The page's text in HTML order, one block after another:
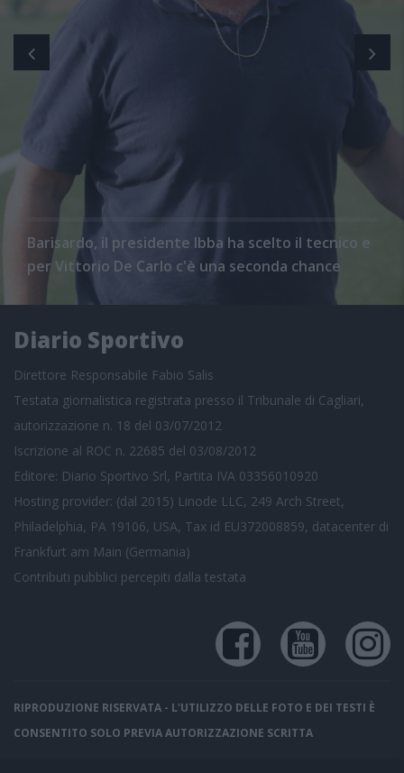
Barisardo, il presidente Ibba ha scelto il tecnico e
per Vittorio De Carlo c'è una seconda chance
Diario Sportivo
Direttore Responsabile Fabio Salis
Testata giornalistica registrata presso il Tribunale di Cagliari,
autorizzazione n. 18 del 03/07/2012
Iscrizione al ROC n. 22685 del 03/08/2012
Editore: Diario Sportivo Srl, Partita IVA 03356010920
Hosting provider: (dal 2015) Linode LLC, 249 Arch Street,
Philadelphia, PA 19106, USA, Tax id EU372008859, datacenter di
Frankfurt am Main (Germania)
Contributi pubblici percepiti dalla testata
RIPRODUZIONE RISERVATA - L'UTILIZZO DELLE FOTO E DEI TESTI È
CONSENTITO SOLO PREVIA AUTORIZZAZIONE SCRITTA